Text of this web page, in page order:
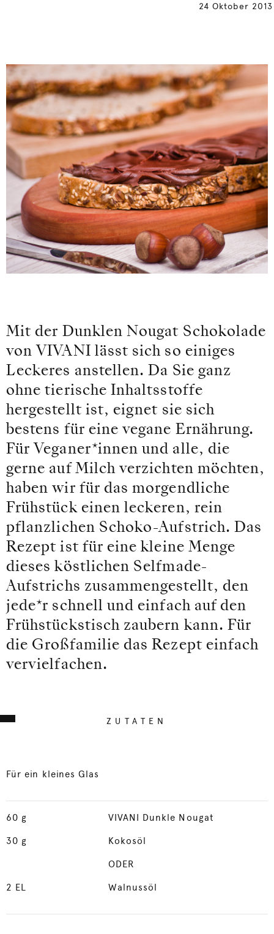
24 Oktober 2013
Mit der Dunklen Nougat Schokolade
von VIVANI lässt sich so einiges
Leckeres anstellen. Da Sie ganz
ohne tierische Inhaltsstoffe
hergestellt ist, eignet sie sich
bestens für eine vegane Ernährung.
Für Veganer*innen und alle, die
gerne auf Milch verzichten möchten,
haben wir für das morgendliche
Frühstück einen leckeren, rein
pflanzlichen Schoko-Aufstrich. Das
Rezept ist für eine kleine Menge
dieses köstlichen Selfmade-
Aufstrichs zusammengestellt, den
jede*r schnell und einfach auf den
Frühstückstisch zaubern kann. Für
die Großfamilie das Rezept einfach
vervielfachen.
ZUTATEN
Für ein kleines Glas
60 g VIVANI Dunkle Nougat
30 g Kokosöl
ODER
2 EL Walnussöl